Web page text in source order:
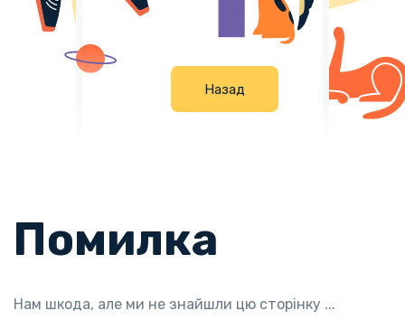
Помилка
Нам шкода, але ми не знайшли цю сторінку ...
Назад